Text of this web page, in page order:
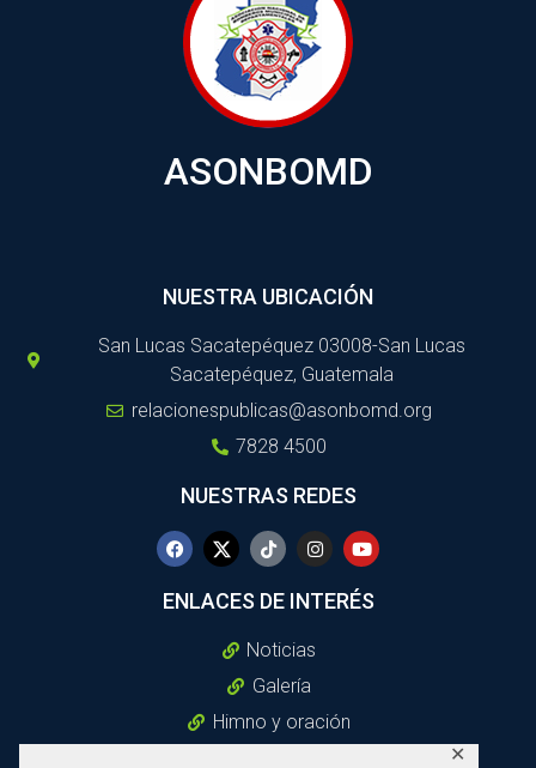
✕
ASONBOMD
NUESTRA UBICACIÓN
San Lucas Sacatepéquez 03008-San Lucas
Sacatepéquez, Guatemala
relacionespublicas@asonbomd.org
7828 4500
NUESTRAS REDES
ENLACES DE INTERÉS
Noticias
Galería
Himno y oración